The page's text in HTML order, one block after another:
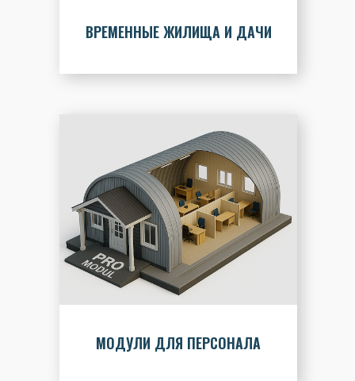
ВРЕМЕННЫЕ ЖИЛИЩА И ДАЧИ
МОДУЛИ ДЛЯ ПЕРСОНАЛА